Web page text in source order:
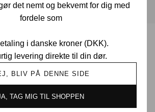
det nemt og bekvemt for dig med
fordele som
i danske kroner (DKK).
levering direkte til din dør.
BLIV PÅ DENNE SIDE
TAG MIG TIL SHOPPEN
i Danmark